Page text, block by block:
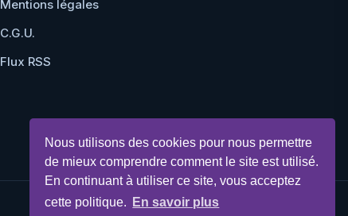
Nous utilisons des cookies pour nous permettre
de mieux comprendre comment le site est utilisé.
En continuant à utiliser ce site, vous acceptez
cette politique.
En savoir plus
Mentions légales
C.G.U.
Flux RSS